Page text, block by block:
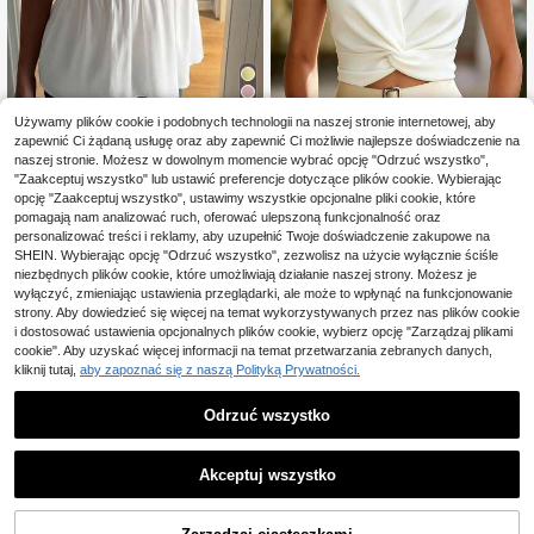
5
Magazyn UE SCARLUX jesienny dam
ski basic biały top na ramiączkach
spaghetti z regulacją, styl Y2K, do s
zkoły, na co dzień i na ulicę, letni
43,00zł
4-5 dni roboczych
Magazyn UE SHEIN LUNE Bluzka be
z rękawów, modna do dojazdów do
pracy, elegancki design
38,00zł -2%
39,00zł najniższa cena
4-5 dni roboczych
Używamy plików cookie i podobnych technologii na naszej stronie internetowej, aby
zapewnić Ci żądaną usługę oraz aby zapewnić Ci możliwie najlepsze doświadczenie na
naszej stronie. Możesz w dowolnym momencie wybrać opcję "Odrzuć wszystko",
"Zaakceptuj wszystko" lub ustawić preferencje dotyczące plików cookie. Wybierając
opcję "Zaakceptuj wszystko", ustawimy wszystkie opcjonalne pliki cookie, które
pomagają nam analizować ruch, oferować ulepszoną funkcjonalność oraz
personalizować treści i reklamy, aby uzupełnić Twoje doświadczenie zakupowe na
SHEIN. Wybierając opcję "Odrzuć wszystko", zezwolisz na użycie wyłącznie ściśle
niezbędnych plików cookie, które umożliwiają działanie naszej strony. Możesz je
wyłączyć, zmieniając ustawienia przeglądarki, ale może to wpłynąć na funkcjonowanie
strony. Aby dowiedzieć się więcej na temat wykorzystywanych przez nas plików cookie
i dostosować ustawienia opcjonalnych plików cookie, wybierz opcję "Zarządzaj plikami
cookie". Aby uzyskać więcej informacji na temat przetwarzania zebranych danych,
kliknij tutaj, aby zapoznać się z naszą Polityką Prywatności.
Odrzuć wszystko
Akceptuj wszystko